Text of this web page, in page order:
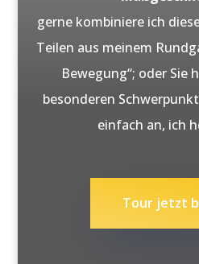
gerne kombiniere ich
Teilen aus meinem
Bewegung“; oder Sie
besonderen
einfach an, ich
Tour jetzt